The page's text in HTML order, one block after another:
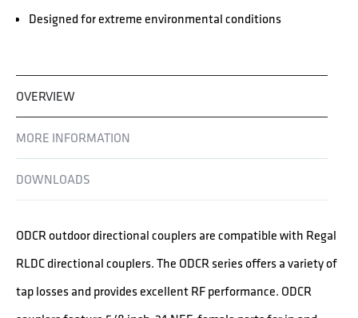
Designed for extreme environmental conditions
OVERVIEW
MORE INFORMATION
DOWNLOADS
ODCR outdoor directional couplers are compatible with Regal
RLDC directional couplers. The ODCR series offers a variety of
tap losses and provides excellent RF performance. ODCR